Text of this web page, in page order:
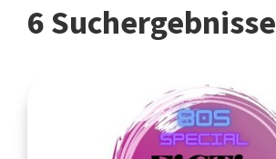
6 Suchergebnisse